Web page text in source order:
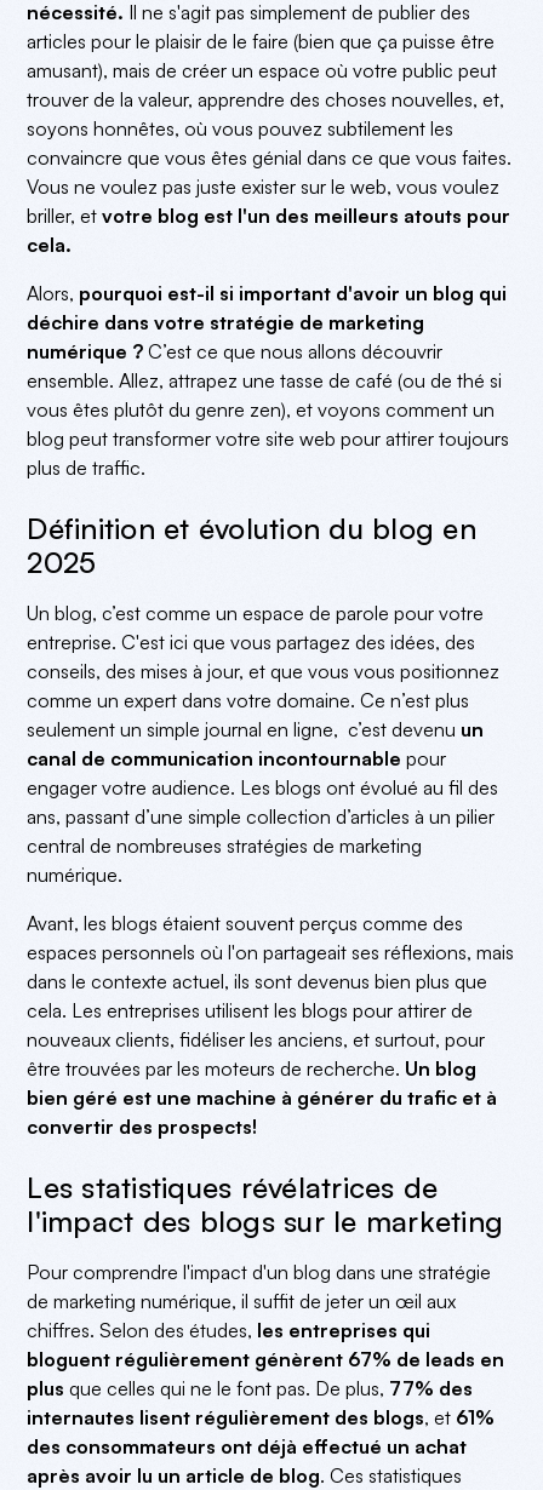
nécessité. Il ne s'agit pas simplement de publier des
articles pour le plaisir de le faire (bien que ça puisse être
amusant), mais de créer un espace où votre public peut
trouver de la valeur, apprendre des choses nouvelles, et,
soyons honnêtes, où vous pouvez subtilement les
convaincre que vous êtes génial dans ce que vous faites.
Vous ne voulez pas juste exister sur le web, vous voulez
briller, etvotre blog est l'un des meilleurs atouts pour
cela.
Alors, pourquoi est-il si important d'avoir un blog qui
déchire dans votre stratégie de marketing
numérique ? C’est ce que nous allons découvrir
ensemble. Allez, attrapez une tasse de café (ou de thé si
vous êtes plutôt du genre zen), et voyons comment un
blog peut transformer votre site web pour attirer toujours
plus de traffic.
Définition et évolution du blog en
2025
Un blog, c’est comme un espace de parole pour votre
entreprise. C'est ici que vous partagez des idées, des
conseils, des mises à jour, et que vous vous positionnez
comme un expert dans votre domaine. Ce n’est plus
seulement un simple journal en ligne, c’est devenu un
canal de communication incontournable pour
engager votre audience. Les blogs ont évolué au fil des
ans, passant d’une simple collection d’articles à un pilier
central de nombreuses stratégies de marketing
numérique.
Avant, les blogs étaient souvent perçus comme des
espaces personnels où l'on partageait ses réflexions, mais
dans le contexte actuel, ils sont devenus bien plus que
cela. Les entreprises utilisent les blogs pour attirer de
nouveaux clients, fidéliser les anciens, et surtout, pour
être trouvées par les moteurs de recherche. Un blog
bien géré est une machine à générer du trafic et à
convertir des prospects!
Les statistiques révélatrices de
l'impact des blogs sur le marketing
Pour comprendre l'impact d'un blog dans une stratégie
de marketing numérique, il suffit de jeter un œil aux
chiffres. Selon des études, les entreprises qui
bloguent régulièrement génèrent 67% de leads en
plus que celles qui ne le font pas. De plus, 77% des
internautes lisent régulièrement des blogs, et 61%
des consommateurs ont déjà effectué un achat
après avoir lu un article de blog. Ces statistiques
Établissement de l’autorité et de la crédibilité dans
le domaine
Engagement et fidélisation des clients
Différenciation concurrentielle grâce au contenu
de qualité
Impact des mises à jour régulières sur le
classement SEO
Hébergement sécurisé et rapide
Intégration avec des outils tiers
Autonomie accrue pour les équipes marketing
4. Comment mesurer l'efficacité de mon blog ?